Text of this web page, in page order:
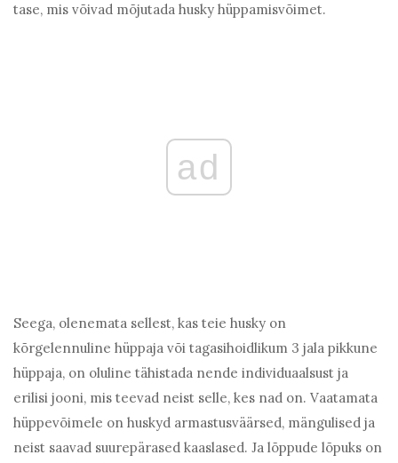
tase, mis võivad mõjutada husky hüppamisvõimet.
ad
Seega, olenemata sellest, kas teie husky on
kõrgelennuline hüppaja või tagasihoidlikum 3 jala pikkune
hüppaja, on oluline tähistada nende individuaalsust ja
erilisi jooni, mis teevad neist selle, kes nad on. Vaatamata
hüppevõimele on huskyd armastusväärsed, mängulised ja
neist saavad suurepärased kaaslased. Ja lõppude lõpuks on